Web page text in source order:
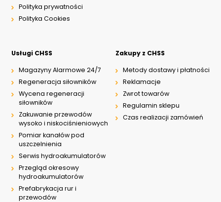
Polityka prywatności
Polityka Cookies
Usługi CHSS
Magazyny Alarmowe 24/7
Regeneracja siłowników
Wycena regeneracji
siłowników
Zakuwanie przewodów
wysoko i niskociśnieniowych
Pomiar kanałów pod
uszczelnienia
Serwis hydroakumulatorów
Przegląd okresowy
hydroakumulatorów
Prefabrykacja rur i
przewodów
Zakupy z CHSS
Metody dostawy i płatności
Reklamacje
Zwrot towarów
Regulamin sklepu
Czas realizacji zamówień